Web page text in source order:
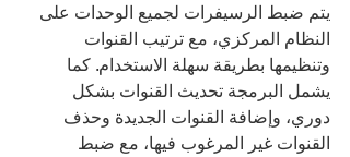
يتم ضبط الرسيفرات لجميع الوحدات على
النظام المركزي، مع ترتيب القنوات
وتنظيمها بطريقة سهلة الاستخدام. كما
يشمل البرمجة تحديث القنوات بشكل
دوري، وإضافة القنوات الجديدة وحذف
القنوات غير المرغوب فيها، مع ضبط